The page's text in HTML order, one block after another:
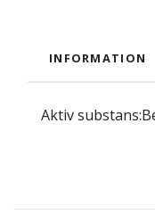
INFORMATION
Aktiv